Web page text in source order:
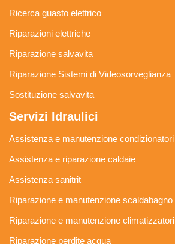
Ricerca guasto elettrico
Riparazioni elettriche
Riparazione salvavita
Riparazione Sistemi di Videosorveglianza
Sostituzione salvavita
Servizi Idraulici
Assistenza e manutenzione condizionatori
Assistenza e riparazione caldaie
Assistenza sanitrit
Riparazione e manutenzione scaldabagno
Riparazione e manutenzione climatizzatori
Riparazione perdite acqua